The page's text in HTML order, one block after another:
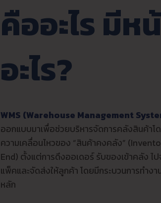
คืออะไร มีห
อะไร?
WMS (Warehouse Management
ออกแบบมาเพื่อช่วยบริหารจัดการคลังสินค้าโ
ความเคลื่อนไหวของ “สินค้าคงคลัง”
End) ตั้งแต่การดึงออเดอร์ รับของเข้าคลัง ไ
แพ็คและจัดส่งให้ลูกค้า โดยมีกระบวนการทำ
หลัก